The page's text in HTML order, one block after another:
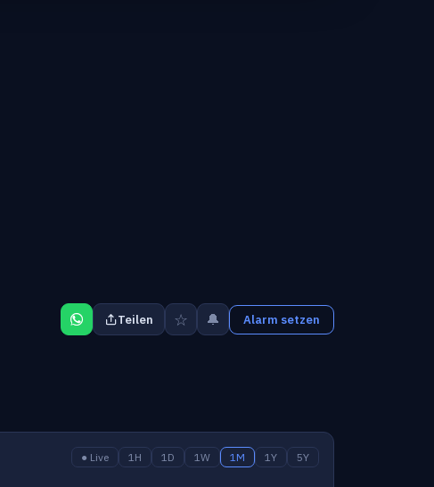
Teilen ☆ 🔔 Alarm setzen
● Live 1H 1D 1W 1M 1Y 5Y